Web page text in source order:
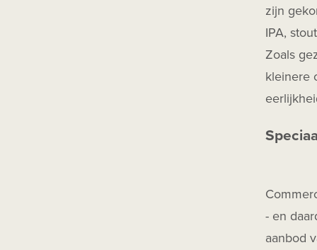
zijn
IPA,
Zoals
kleinere
- en
aanbod